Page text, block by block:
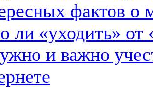
фактов о
ли «уходить» от
и важно